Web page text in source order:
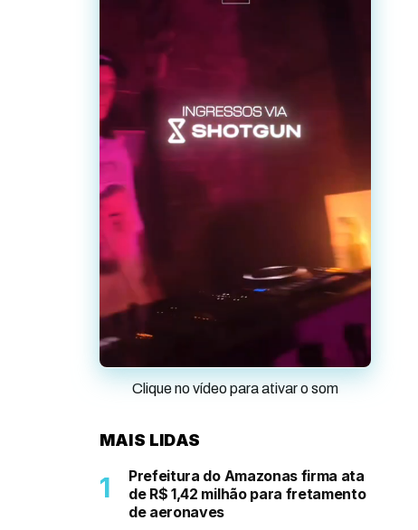
Clique no vídeo para ativar o som
MAIS LIDAS
Prefeitura do Amazonas firma ata
de R$ 1,42 milhão para fretamento
de aeronaves